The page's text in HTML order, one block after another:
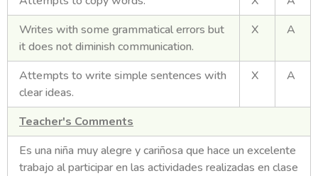
Writes with some grammatical errors but
it does not diminish communication.
X A
Attempts to write simple sentences with
clear ideas.
X A
Teacher's Comments
Es una niña muy alegre y cariñosa que hace un excelente
trabajo al participar en las actividades realizadas en clase